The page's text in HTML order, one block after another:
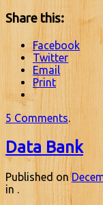
Share this:
Facebook
Twitter
Email
Print
5 Comments.
Data Bank
Published on
in .